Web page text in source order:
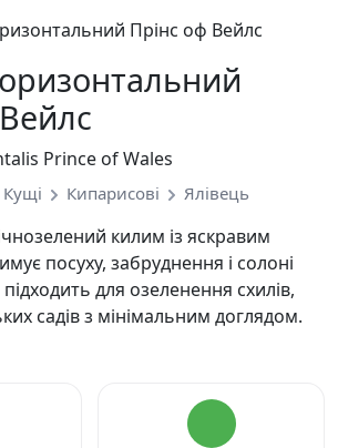
Prince of Wales
Кипарисові Ялівець
килим із яскравим
посуху, забруднення і солоні
для озеленення схилів,
садів з мінімальним доглядом.